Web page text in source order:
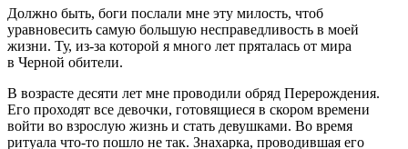
Должно быть, боги послали мне эту милость, чтоб
уравновесить самую большую несправедливость в моей
жизни. Ту, из-за которой я много лет пряталась от мира
в Черной обители.
В возрасте десяти лет мне проводили обряд Перерождения.
Его проходят все девочки, готовящиеся в скором времени
войти во взрослую жизнь и стать девушками. Во время
ритуала что-то пошло не так. Знахарка, проводившая его